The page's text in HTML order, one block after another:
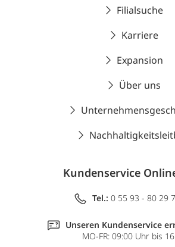
Filialsuche
Karriere
Expansion
Über uns
Kundenservice
Tel.: 0 55 93 - 80 29
Unseren Kundenservice
MO-FR: 09:00 Uhr bis